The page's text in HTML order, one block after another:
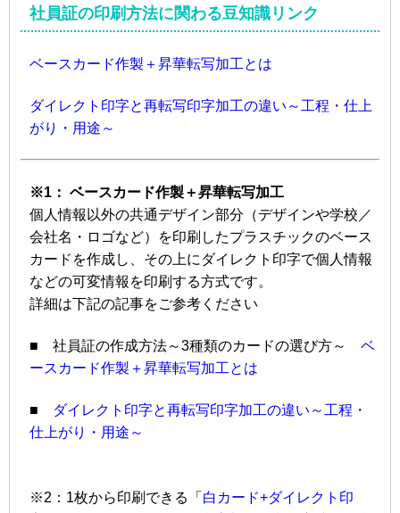
社員証の印刷方法に関わる豆知識リンク
ベースカード作製＋昇華転写加工とは
ダイレクト印字と再転写印字加工の違い～工程・仕上
がり・用途～
※1： ベースカード作製＋昇華転写加工
個人情報以外の共通デザイン部分（デザインや学校／
会社名・ロゴなど）を印刷したプラスチックのベース
カードを作成し、その上にダイレクト印字で個人情報
などの可変情報を印刷する方式です。
詳細は下記の記事をご参考ください
■ 社員証の作成方法～3種類のカードの選び方～ ベ
ースカード作製＋昇華転写加工とは
■
ダイレクト印字と再転写印字加工の違い～工程・
仕上がり・用途～
※2：1枚から印刷できる「 白カード+ダイレクト印